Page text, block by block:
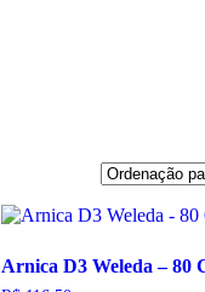
Arnica D3 Weleda – 80